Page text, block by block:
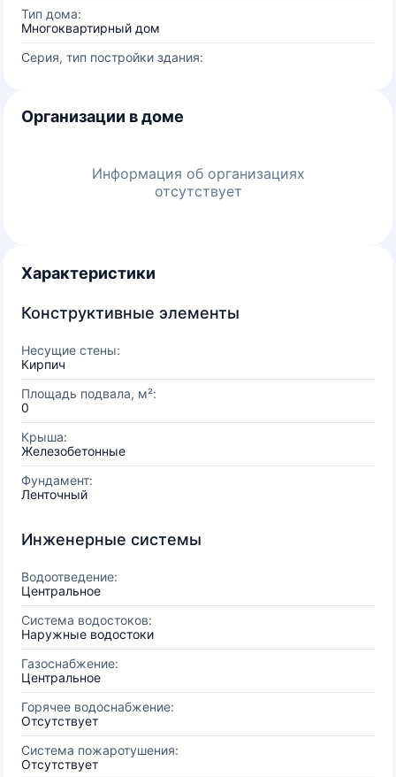
Тип дома:
Многоквартирный дом
Серия, тип постройки здания:
Организации в доме
Информация об организациях
отсутствует
Характеристики
Конструктивные элементы
Несущие стены:
Кирпич
Площадь подвала, м²:
0
Крыша:
Железобетонные
Фундамент:
Ленточный
Инженерные системы
Водоотведение:
Центральное
Система водостоков:
Наружные водостоки
Газоснабжение:
Центральное
Горячее водоснабжение:
Отсутствует
Система пожаротушения:
Отсутствует